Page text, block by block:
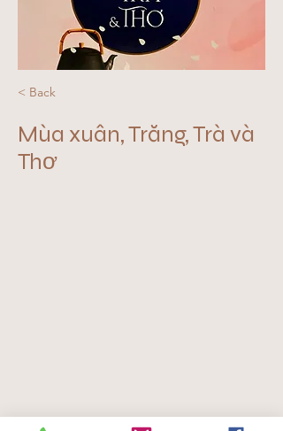
< Back
Mùa xuân, Trăng, Trà và
Thơ